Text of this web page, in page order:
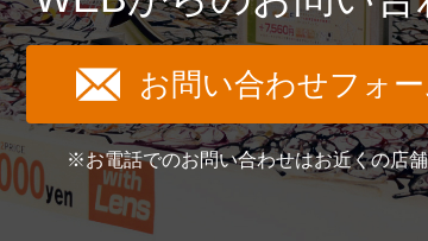
お問い合わせフォ
※お電話でのお問い合わせはお近くの店